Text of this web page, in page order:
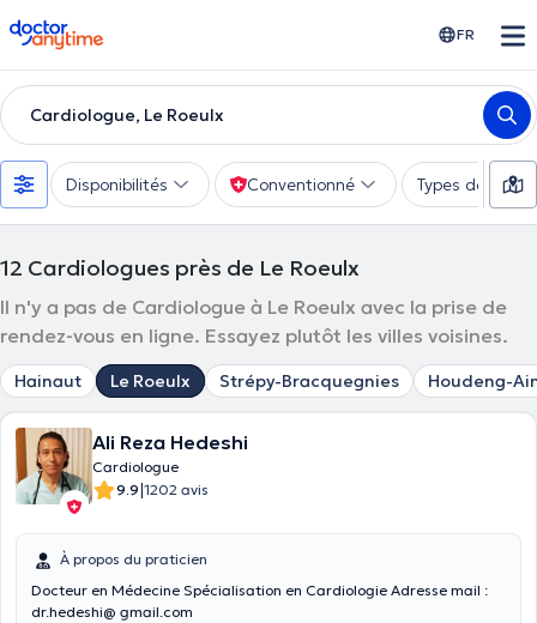
doctoranytime FR
Cardiologue, Le Roeulx
Disponibilités Conventionné Types de
12 Cardiologues près de Le Roeulx
Il n'y a pas de Cardiologue à Le Roeulx avec la prise de
rendez-vous en ligne. Essayez plutôt les villes voisines.
Hainaut Le Roeulx Strépy-Bracquegnies Houdeng-
Ali Reza Hedeshi
Cardiologue
9.9|1202 avis
À propos du praticien
Docteur en Médecine Spécialisation en Cardiologie Adresse mail :
dr.hedeshi@ gmail.com